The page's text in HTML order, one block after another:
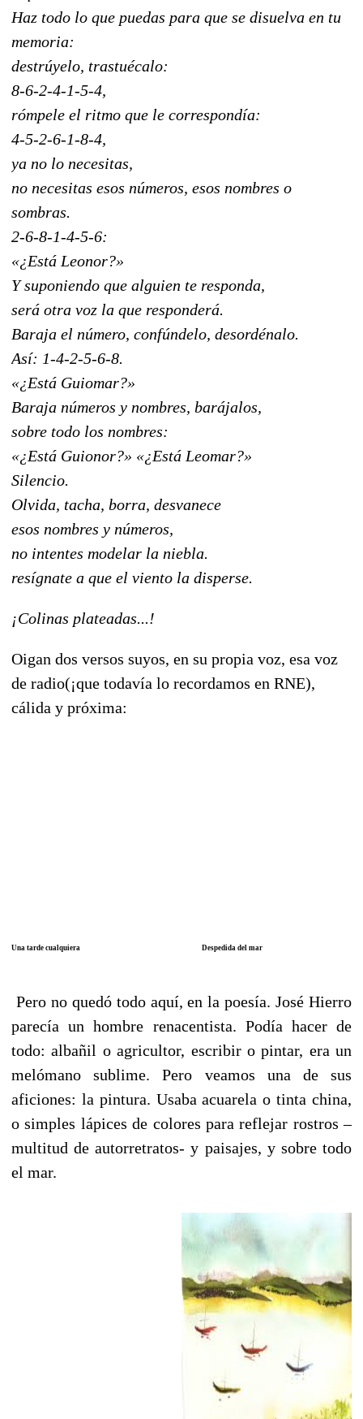
Haz todo lo que puedas para que se disuelva en tu
memoria:
destrúyelo, trastuécalo:
8-6-2-4-1-5-4,
rómpele el ritmo que le correspondía:
4-5-2-6-1-8-4,
ya no lo necesitas,
no necesitas esos números, esos nombres o
sombras.
2-6-8-1-4-5-6:
«¿Está Leonor?»
Y suponiendo que alguien te responda,
será otra voz la que responderá.
Baraja el número, confúndelo, desordénalo.
Así: 1-4-2-5-6-8.
«¿Está Guiomar?»
Baraja números y nombres, barájalos,
sobre todo los nombres:
«¿Está Guionor?» «¿Está Leomar?»
Silencio.
Olvida, tacha, borra, desvanece
esos nombres y números,
no intentes modelar la niebla.
resígnate a que el viento la disperse.
¡Colinas plateadas...!
Oigan dos versos suyos, en su propia voz, esa voz
de radio(¡que todavía lo recordamos en RNE),
cálida y próxima:
Una tarde cualquiera Despedida del mar
Pero no quedó todo aquí, en la poesía. José Hierro
parecía un hombre renacentista. Podía hacer de
todo: albañil o agricultor, escribir o pintar, era un
melómano sublime. Pero veamos una de sus
aficiones: la pintura. Usaba acuarela o tinta china,
o simples lápices de colores para reflejar rostros –
multitud de autorretratos- y paisajes, y sobre todo
el mar.